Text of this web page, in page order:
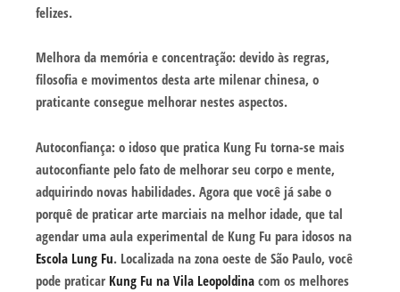
felizes.
Melhora da memória e concentração: devido às regras,
filosofia e movimentos desta arte milenar chinesa, o
praticante consegue melhorar nestes aspectos.
Autoconfiança: o idoso que pratica Kung Fu torna-se mais
autoconfiante pelo fato de melhorar seu corpo e mente,
adquirindo novas habilidades. Agora que você já sabe o
porquê de praticar arte marciais na melhor idade, que tal
agendar uma aula experimental de Kung Fu para idosos na
Escola Lung Fu. Localizada na zona oeste de São Paulo, você
pode praticar Kung Fu na Vila Leopoldina com os melhores